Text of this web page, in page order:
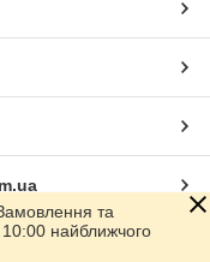
та
10:00 найближчого